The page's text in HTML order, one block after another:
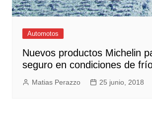
Automotos
Nuevos productos Michelin
seguro en condiciones de
Matias Perazzo 25 junio, 2018